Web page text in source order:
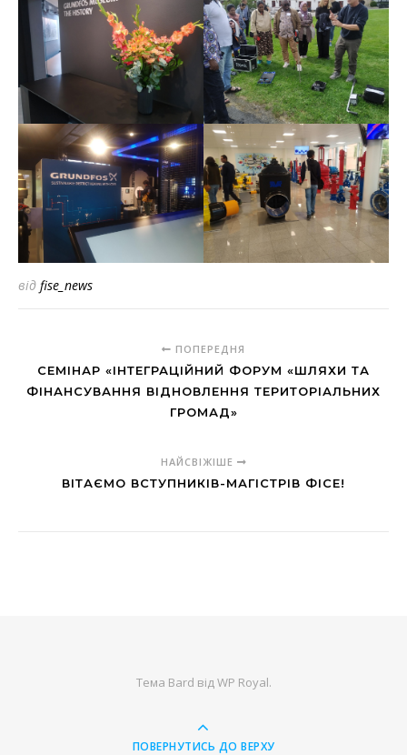
від fise_news
ПОПЕРЕДНЯ
СЕМІНАР «ІНТЕГРАЦІЙНИЙ ФОРУМ «ШЛЯХИ ТА
ФІНАНСУВАННЯ ВІДНОВЛЕННЯ ТЕРИТОРІАЛЬНИХ
ГРОМАД»
НАЙСВІЖІШЕ
ВІТАЄМО ВСТУПНИКІВ-МАГІСТРІВ ФІСЕ!
Тема Bard відWP Royal.
ПОВЕРНУТИСЬ ДО ВЕРХУ